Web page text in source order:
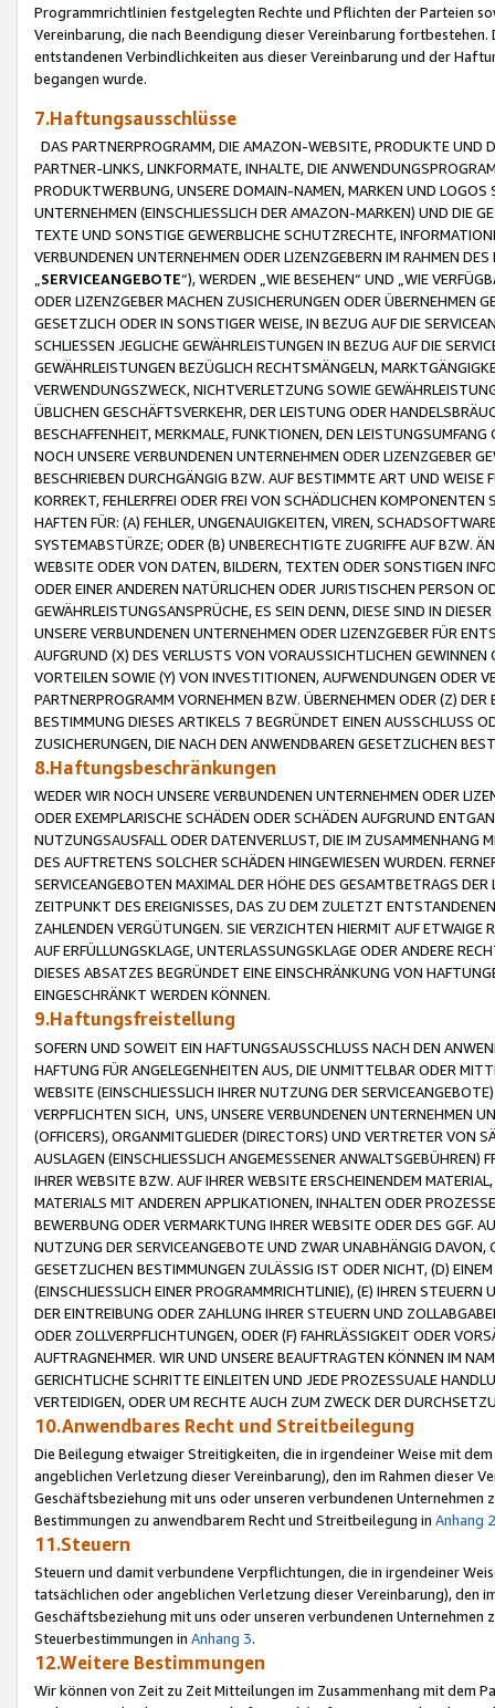
Programmrichtlinien festgelegten Rechte und Pflichten der Parteien
Vereinbarung, die nach Beendigung dieser Vereinbarung
entstandenen Verbindlichkeiten aus dieser Vereinbarung und der
begangen wurde.
7.Haftungsausschlüsse
DAS PARTNERPROGRAMM, DIE AMAZON-WEBSITE, PRODUKTE UND
PARTNER-LINKS, LINKFORMATE, INHALTE, DIE
PRODUKTWERBUNG, UNSERE DOMAIN-NAMEN, MARKEN UND
UNTERNEHMEN (EINSCHLIESSLICH DER AMAZON-MARKEN) UND DIE
TEXTE UND SONSTIGE GEWERBLICHE SCHUTZRECHTE,
VERBUNDENEN UNTERNEHMEN ODER LIZENZGEBERN IM RAHMEN
SERVICEANGEBOTE“), WERDEN „WIE BESEHEN“ UND „WIE
ODER LIZENZGEBER MACHEN ZUSICHERUNGEN ODER ÜBERNEHMEN
GESETZLICH ODER IN SONSTIGER WEISE, IN BEZUG AUF DIE
SCHLIESSEN JEGLICHE GEWÄHRLEISTUNGEN IN BEZUG AUF DIE
GEWÄHRLEISTUNGEN BEZÜGLICH RECHTSMÄNGELN,
VERWENDUNGSZWECK, NICHTVERLETZUNG SOWIE
ÜBLICHEN GESCHÄFTSVERKEHR, DER LEISTUNG ODER
BESCHAFFENHEIT, MERKMALE, FUNKTIONEN, DEN
NOCH UNSERE VERBUNDENEN UNTERNEHMEN ODER LIZENZGEBER
BESCHRIEBEN DURCHGÄNGIG BZW. AUF BESTIMMTE ART UND
KORREKT, FEHLERFREI ODER FREI VON SCHÄDLICHEN
HAFTEN FÜR: (A) FEHLER, UNGENAUIGKEITEN, VIREN,
SYSTEMABSTÜRZE; ODER (B) UNBERECHTIGTE ZUGRIFFE AUF BZW.
WEBSITE ODER VON DATEN, BILDERN, TEXTEN ODER SONSTIGEN
ODER EINER ANDEREN NATÜRLICHEN ODER JURISTISCHEN PERSON
GEWÄHRLEISTUNGSANSPRÜCHE, ES SEIN DENN, DIESE SIND IN
UNSERE VERBUNDENEN UNTERNEHMEN ODER LIZENZGEBER FÜR
AUFGRUND (X) DES VERLUSTS VON VORAUSSICHTLICHEN
VORTEILEN SOWIE (Y) VON INVESTITIONEN, AUFWENDUNGEN ODER
PARTNERPROGRAMM VORNEHMEN BZW. ÜBERNEHMEN ODER (Z)
BESTIMMUNG DIESES ARTIKELS 7 BEGRÜNDET EINEN AUSSCHLUSS
ZUSICHERUNGEN, DIE NACH DEN ANWENDBAREN GESETZLICHEN
8.Haftungsbeschränkungen
WEDER WIR NOCH UNSERE VERBUNDENEN UNTERNEHMEN ODER
ODER EXEMPLARISCHE SCHÄDEN ODER SCHÄDEN AUFGRUND
NUTZUNGSAUSFALL ODER DATENVERLUST, DIE IM ZUSAMMENHANG
DES AUFTRETENS SOLCHER SCHÄDEN HINGEWIESEN WURDEN.
SERVICEANGEBOTEN MAXIMAL DER HÖHE DES GESAMTBETRAGS
ZEITPUNKT DES EREIGNISSES, DAS ZU DEM ZULETZT
ZAHLENDEN VERGÜTUNGEN. SIE VERZICHTEN HIERMIT AUF
AUF ERFÜLLUNGSKLAGE, UNTERLASSUNGSKLAGE ODER ANDERE
DIESES ABSATZES BEGRÜNDET EINE EINSCHRÄNKUNG VON
EINGESCHRÄNKT WERDEN KÖNNEN.
9.Haftungsfreistellung
SOFERN UND SOWEIT EIN HAFTUNGSAUSSCHLUSS NACH DEN
HAFTUNG FÜR ANGELEGENHEITEN AUS, DIE UNMITTELBAR ODER
WEBSITE (EINSCHLIESSLICH IHRER NUTZUNG DER
VERPFLICHTEN SICH, UNS, UNSERE VERBUNDENEN UNTERNEHMEN
(OFFICERS), ORGANMITGLIEDER (DIRECTORS) UND VERTRETER VON
AUSLAGEN (EINSCHLIESSLICH ANGEMESSENER
IHRER WEBSITE BZW. AUF IHRER WEBSITE ERSCHEINENDEM
MATERIALS MIT ANDEREN APPLIKATIONEN, INHALTEN ODER
BEWERBUNG ODER VERMARKTUNG IHRER WEBSITE ODER DES GGF.
NUTZUNG DER SERVICEANGEBOTE UND ZWAR UNABHÄNGIG
GESETZLICHEN BESTIMMUNGEN ZULÄSSIG IST ODER NICHT, (D)
(EINSCHLIESSLICH EINER PROGRAMMRICHTLINIE), (E) IHREN
DER EINTREIBUNG ODER ZAHLUNG IHRER STEUERN UND
ODER ZOLLVERPFLICHTUNGEN, ODER (F) FAHRLÄSSIGKEIT ODER
AUFTRAGNEHMER. WIR UND UNSERE BEAUFTRAGTEN KÖNNEN IM
GERICHTLICHE SCHRITTE EINLEITEN UND JEDE PROZESSUALE
VERTEIDIGEN, ODER UM RECHTE AUCH ZUM ZWECK DER
10.Anwendbares Recht und Streitbeilegung
Die Beilegung etwaiger Streitigkeiten, die in irgendeiner Weise mit
angeblichen Verletzung dieser Vereinbarung), den im Rahmen dieser
Geschäftsbeziehung mit uns oder unseren verbundenen
Bestimmungen zu anwendbarem Recht und Streitbeilegung in Anhang 2
11.Steuern
Steuern und damit verbundene Verpflichtungen, die in irgendeiner
tatsächlichen oder angeblichen Verletzung dieser Vereinbarung), den
Geschäftsbeziehung mit uns oder unseren verbundenen
Steuerbestimmungen in Anhang 3.
12.Weitere Bestimmungen
Wir können von Zeit zu Zeit Mitteilungen im Zusammenhang mit dem